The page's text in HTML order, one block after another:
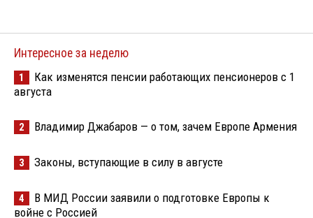
Интересное за неделю
1
Как изменятся пенсии работающих пенсионеров с 1
августа
2 Владимир Джабаров — о том, зачем Европе Армения
3 Законы, вступающие в силу в августе
4
В МИД России заявили о подготовке Европы к
войне с Россией